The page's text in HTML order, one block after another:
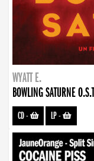
WYATT E.
BOWLING SATURNE O.S.T
CD- LP-